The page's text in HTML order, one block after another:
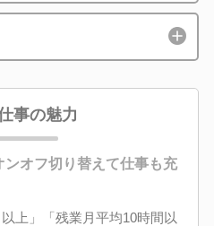
事の魅力
オフ切り替えて仕事も充
上」「残業月平均10時間以